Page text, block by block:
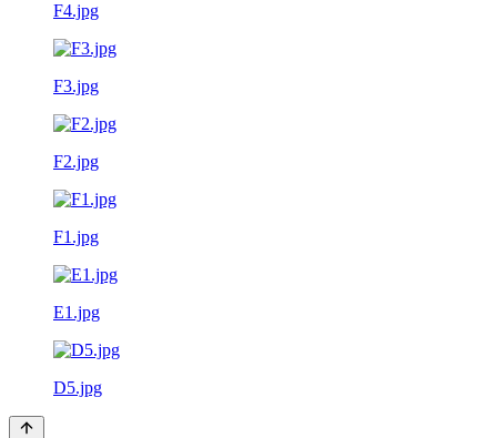
F4.jpg
F3.jpg
F2.jpg
F1.jpg
E1.jpg
D5.jpg